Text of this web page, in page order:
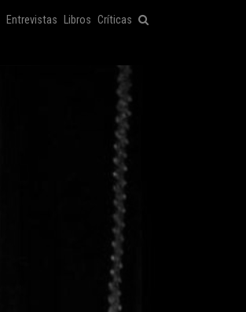
Entrevistas Libros Críticas